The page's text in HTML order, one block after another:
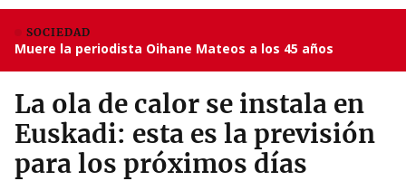
SOCIEDAD
Muere la periodista Oihane Mateos a los 45 años
La ola de calor se instala en
Euskadi: esta es la previsión
para los próximos días